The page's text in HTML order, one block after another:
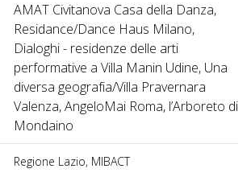
AMAT Civitanova Casa della Danza,
Residance/Dance Haus Milano,
Dialoghi - residenze delle arti
performative a Villa Manin Udine, Una
diversa geografia/Villa Pravernara
Valenza, AngeloMai Roma, l’Arboreto di
Mondaino
Regione Lazio, MIBACT